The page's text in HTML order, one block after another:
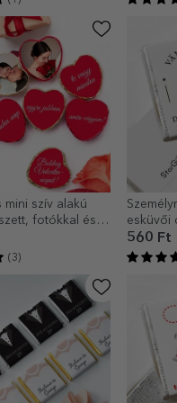
mini szív alakú
fotókkal és
szabva –
(3)
esküvői
-
560 Ft